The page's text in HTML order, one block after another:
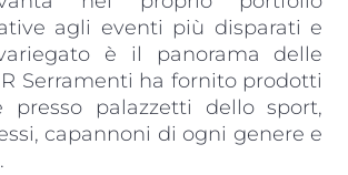
agli eventi più disparati e
è il panorama delle
Serramenti ha fornito prodotti
presso palazzetti dello sport,
capannoni di ogni genere e